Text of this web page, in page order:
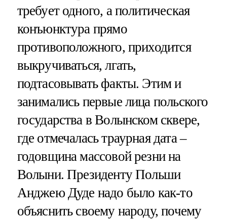
требует одного, а политическая
конъюнктура прямо
противоположного, приходится
выкручиваться, лгать,
подтасовывать факты. Этим и
занимались первые лица польского
государства в Волынском сквере,
где отмечалась траурная дата –
годовщина массовой резни на
Волыни. Президенту Польши
Анджею Дуде надо было как-то
объяснить своему народу, почему